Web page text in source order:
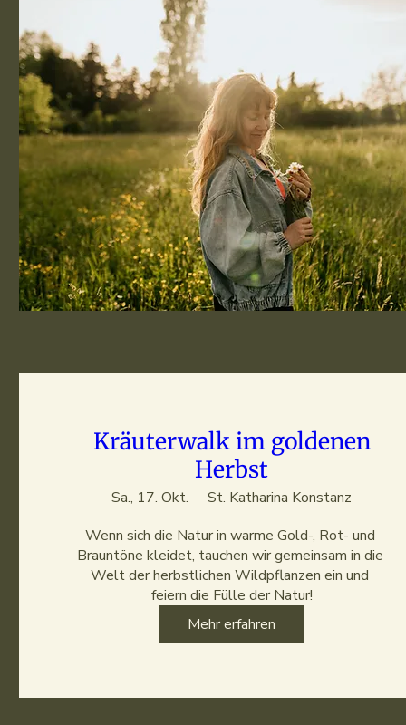
Kräuterwalk im goldenen
Herbst
Sa., 17. Okt.
St. Katharina Konstanz
Wenn sich die Natur in warme Gold-, Rot- und
Brauntöne kleidet, tauchen wir gemeinsam in die
Welt der herbstlichen Wildpflanzen ein und
feiern die Fülle der Natur!
Mehr erfahren